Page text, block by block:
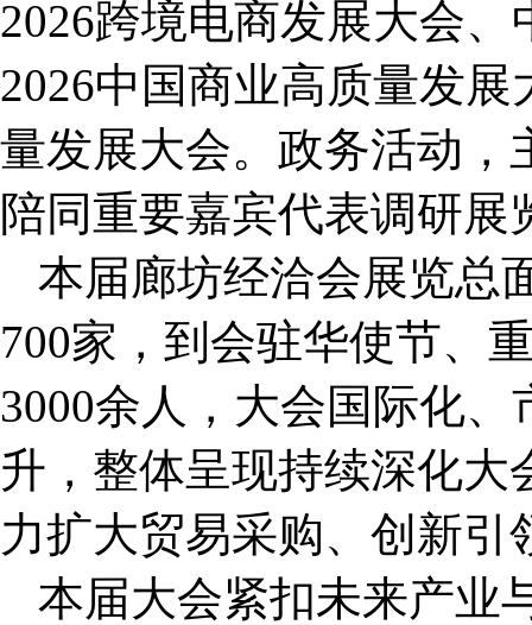
2026跨境电商发展大会
2026中国商业高质量发
量发展大会。政务活动，
陪同重要嘉宾代表调研展
本届廊坊经洽会展览总
700家，到会驻华使节、
3000余人，大会国际化
升，整体呈现持续深化
力扩大贸易采购、创新
本届大会紧扣未来产业